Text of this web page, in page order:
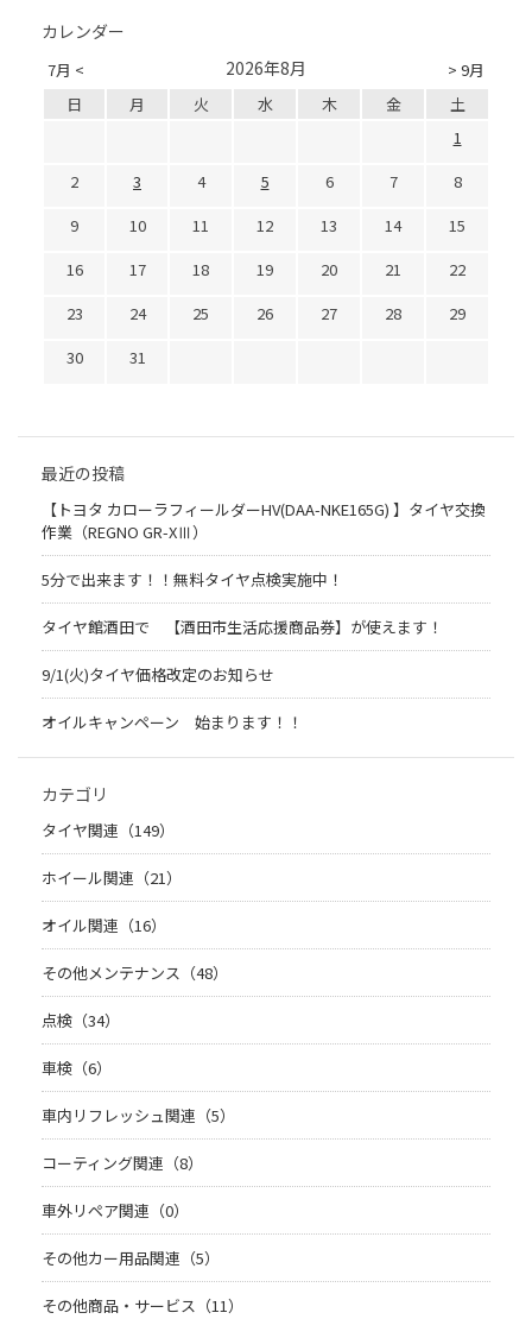
カレンダー
7月 < > 9月
2026年8月
日 月 火 水 木 金
土
1
2
3 4 5 6 7
8
9
10 11 12 13 14
15
16
17 18 19 20 21
22
23
24 25 26 27 28
29
30
31
最近の投稿
【トヨタ カローラフィールダーHV(DAA-NKE165G) 】タイヤ交換
作業（REGNO GR-XⅢ）
5分で出来ます！！無料タイヤ点検実施中！
タイヤ館酒田で 【酒田市生活応援商品券】が使えます！
9/1(火)タイヤ価格改定のお知らせ
オイルキャンペーン 始まります！！
カテゴリ
タイヤ関連（149）
ホイール関連（21）
オイル関連（16）
その他メンテナンス（48）
点検（34）
車検（6）
車内リフレッシュ関連（5）
コーティング関連（8）
車外リペア関連（0）
その他カー用品関連（5）
その他商品・サービス（11）